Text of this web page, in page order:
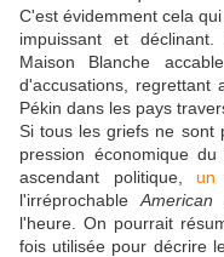
C'est évidemment cela
impuissant et déclinant.
Maison Blanche
d'accusations, regrettant
Pékin dans les pays
Si tous les griefs ne sont
pression économique
ascendant politique,un
l'irréprochableAmerican
l'heure. On pourrait
fois utilisée pour décrire